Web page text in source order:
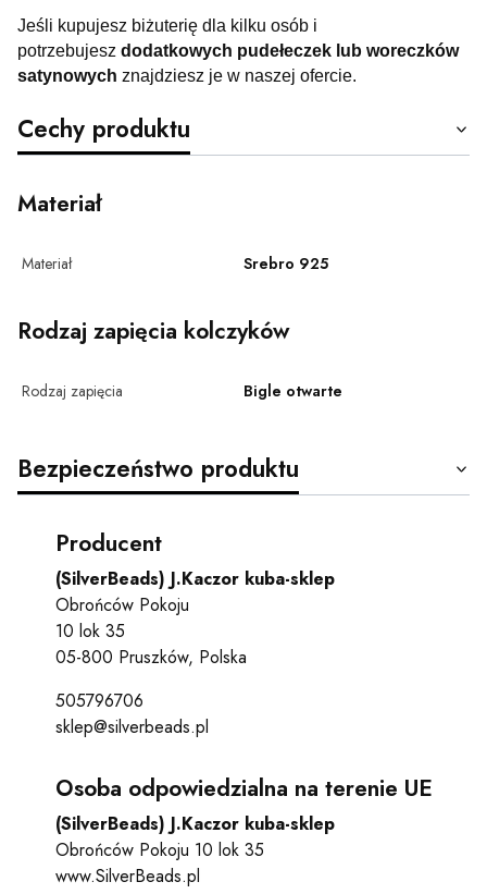
Jeśli kupujesz biżuterię dla kilku osób i
potrzebujesz dodatkowych pudełeczek lub woreczków
satynowych znajdziesz je w naszej ofercie.
Cechy produktu
Materiał
Materiał Srebro 925
Rodzaj zapięcia kolczyków
Rodzaj zapięcia Bigle otwarte
Bezpieczeństwo produktu
Producent
(SilverBeads) J.Kaczor kuba-sklep
Obrońców Pokoju
10 lok 35
05-800 Pruszków, Polska
505796706
sklep@silverbeads.pl
Osoba odpowiedzialna na terenie UE
(SilverBeads) J.Kaczor kuba-sklep
Obrońców Pokoju 10 lok 35
www.SilverBeads.pl